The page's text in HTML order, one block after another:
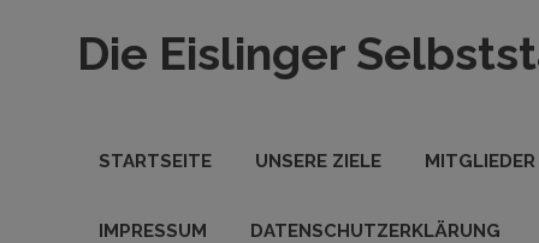
Die Eislinger
Unterhemen
Hande,
STARTSEITE UNSERE ZIELE MITGLIEDER
IMPRESSUM DATENSCHUTZERKLÄRUNG